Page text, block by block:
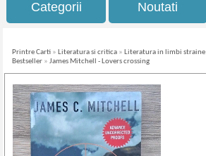
Categorii Noutati
Printre Carti » Literatura si critica » Literatura in limbi straine
Bestseller »James Mitchell - Lovers crossing